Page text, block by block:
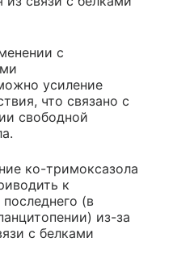
с
усиление
что связано с
свободной
ко-тримоксазола
к
(в
из-за
с белками